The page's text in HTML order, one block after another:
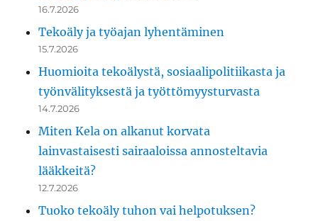
16.7.2026
Tekoäly ja työajan lyhentäminen
15.7.2026
Huomioita tekoälystä, sosiaalipolitiikasta ja
työnvälityksestä ja työttömyysturvasta
14.7.2026
Miten Kela on alkanut korvata
lainvastaisesti sairaaloissa annosteltavia
lääkkeitä?
12.7.2026
Tuoko tekoäly tuhon vai helpotuksen?